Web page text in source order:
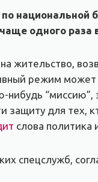
одного
жительство,
режим
нибудь
защиту для тех,
слова политика
спецслужб,